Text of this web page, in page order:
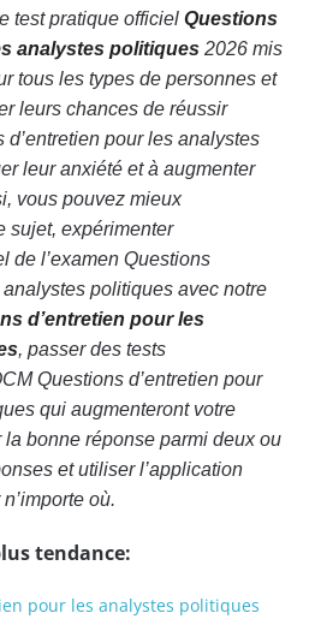
test pratique officiel Questions
analystes politiques 2026 mis
tous les types de personnes et
leurs chances de réussir
d’entretien pour les analystes
leur anxiété et à augmenter
vous pouvez mieux
sujet, expérimenter
de l’examen Questions
analystes politiques avec notre
d’entretien pour les
, passer des tests
Questions d’entretien pour
qui augmenteront votre
bonne réponse parmi deux ou
et utiliser l’application
où.
tendance:
pour les analystes politiques